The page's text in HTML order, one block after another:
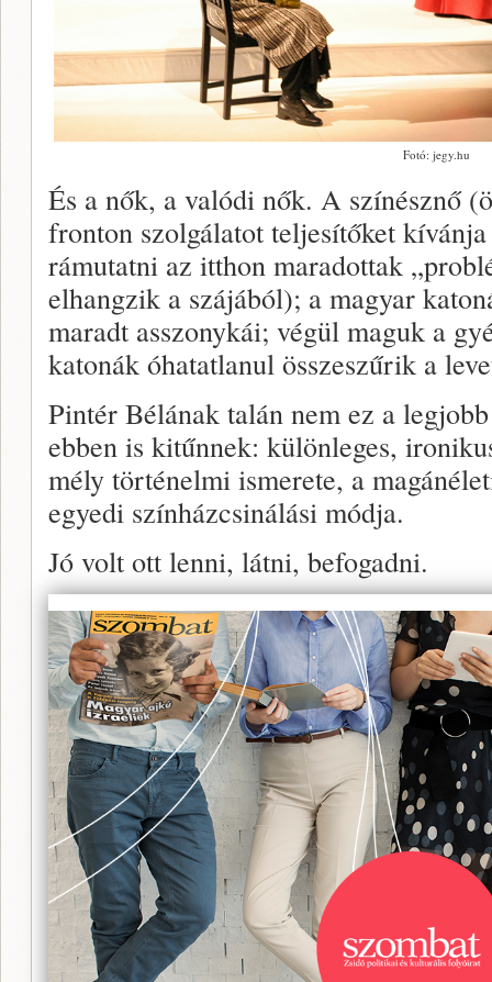
Fotó: jegy.hu
És a nők, a valódi nők. A színésznő
fronton szolgálatot teljesítőket
rámutatni az itthon maradottak
elhangzik a szájából); a magyar
maradt asszonykái; végül maguk a
katonák óhatatlanul összeszűrik a
Pintér Bélának talán nem ez a
ebben is kitűnnek: különleges,
mély történelmi ismerete, a
egyedi színházcsinálási módja.
Jó volt ott lenni, látni, befogadni.